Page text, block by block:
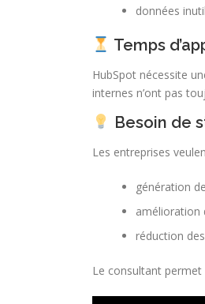
données
Temps
HubSpot nécessite
internes n’ont pas
Besoin de
Les entreprises
génération
amélioration
réduction
Le consultant permet